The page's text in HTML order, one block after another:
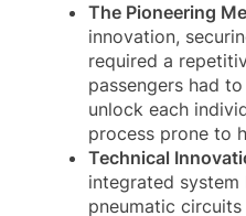
The Pioneering
innovation,
required a
passengers had
unlock each
process prone to
Technical
integrated
pneumatic